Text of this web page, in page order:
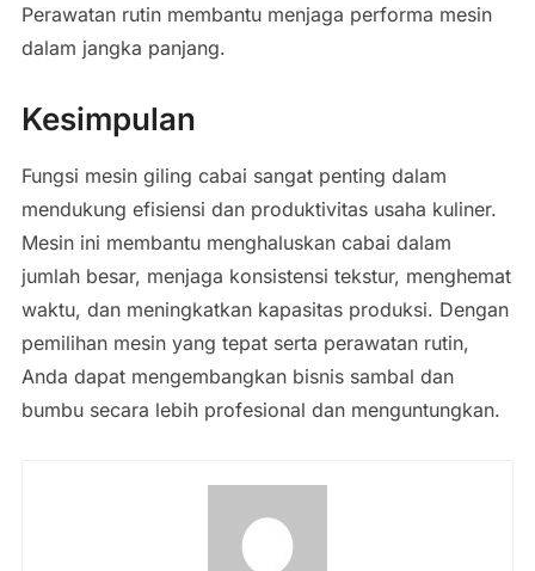
Perawatan rutin membantu menjaga performa mesin
dalam jangka panjang.
Kesimpulan
Fungsi mesin giling cabai sangat penting dalam
mendukung efisiensi dan produktivitas usaha kuliner.
Mesin ini membantu menghaluskan cabai dalam
jumlah besar, menjaga konsistensi tekstur, menghemat
waktu, dan meningkatkan kapasitas produksi. Dengan
pemilihan mesin yang tepat serta perawatan rutin,
Anda dapat mengembangkan bisnis sambal dan
bumbu secara lebih profesional dan menguntungkan.